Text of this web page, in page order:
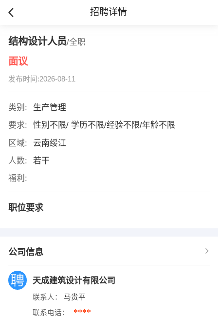
招聘详情
结构设计人员/全职
面议
发布时间:2026-08-11
类别:
生产管理
要求:
性别不限/ 学历不限/经验不限/年龄不限
区域:
云南绥江
人数:
若干
福利:
职位要求
公司信息
天成建筑设计有限公司
联系人： 马贵平
联系电话： ****